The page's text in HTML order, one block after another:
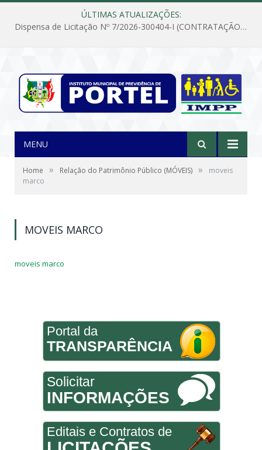
ÚLTIMAS ATUALIZAÇÕES:
Dispensa de Licitação Nº 7/2026-300404-I (CONTRATAÇÃO DE EMPRESA PARA MANUTENÇÃO E REPARAÇÃO DE APARELHOS DE AR CONDICIONADO, EM ATENDIMENTO ÀS NECESSIDADES DO INSTITUTO DE PREVIDÊNCIA MUNICIPAL DE PORTEL/PA)
MENU
Home » Relação do Patrimônio Público (MÓVEIS) »
moveis
marco
MOVEIS MARCO
moveis marco
Portal da
TRANSPARÊNCIA
Solicitar
INFORMAÇÕES
Editais e Contratos de